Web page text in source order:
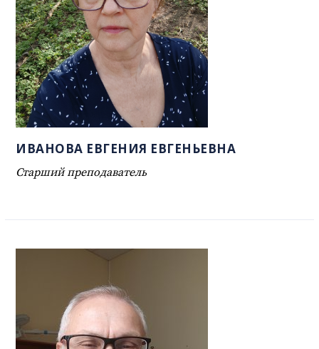
ИВАНОВА ЕВГЕНИЯ ЕВГЕНЬЕВНА
Старший преподаватель